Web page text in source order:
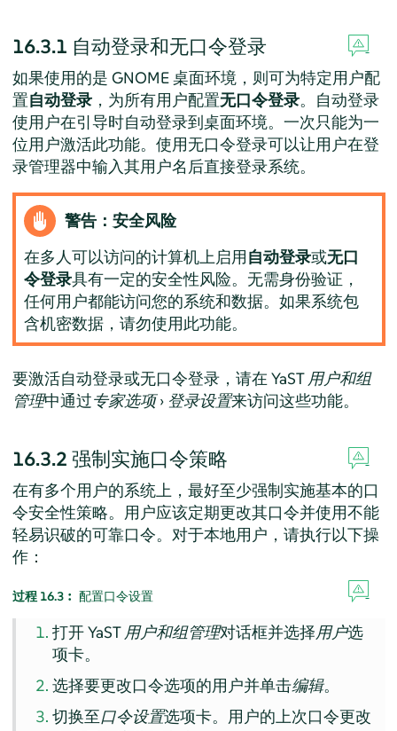
16.3.1 自动登录和无口令登录
如果使用的是 GNOME 桌面环境，则可为特定用户配
置自动登录，为所有用户配置无口令登录。自动登录
使用户在引导时自动登录到桌面环境。一次只能为一
位用户激活此功能。使用无口令登录可以让用户在登
录管理器中输入其用户名后直接登录系统。
警告：安全风险
在多人可以访问的计算机上启用自动登录或无口
令登录具有一定的安全性风险。无需身份验证，
任何用户都能访问您的系统和数据。如果系统包
含机密数据，请勿使用此功能。
要激活自动登录或无口令登录，请在 YaST 用户和组
管理中通过专家选项› 登录设置来访问这些功能。
16.3.2 强制实施口令策略
在有多个用户的系统上，最好至少强制实施基本的口
令安全性策略。用户应该定期更改其口令并使用不能
轻易识破的可靠口令。对于本地用户，请执行以下操
作：
过程 16.3︰ 配置口令设置
打开 YaST 用户和组管理对话框并选择用户选
项卡。
选择要更改口令选项的用户并单击编辑。
切换至口令设置选项卡。用户的上次口令更改